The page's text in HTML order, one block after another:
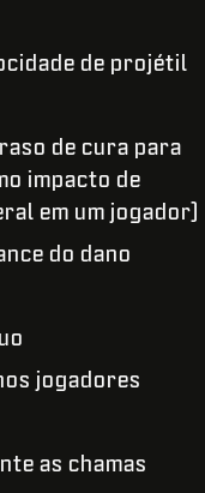
de projétil
de cura para
impacto de
em um jogador)
do dano
jogadores
as chamas